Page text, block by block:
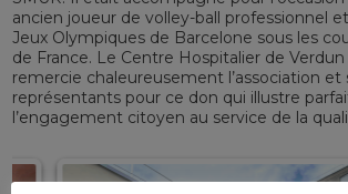
ancien joueur de volley-ball professionnel
Jeux Olympiques de Barcelone sous les
de France. Le Centre Hospitalier de
remercie chaleureusement l’association et
représentants pour ce don qui illustre
l’engagement citoyen au service de la